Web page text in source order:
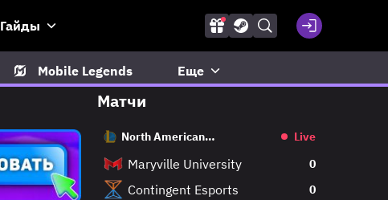
Гайды
Mobile Legends Еще
Матчи
North American
Live
Maryville University 0
Contingent Esports 0